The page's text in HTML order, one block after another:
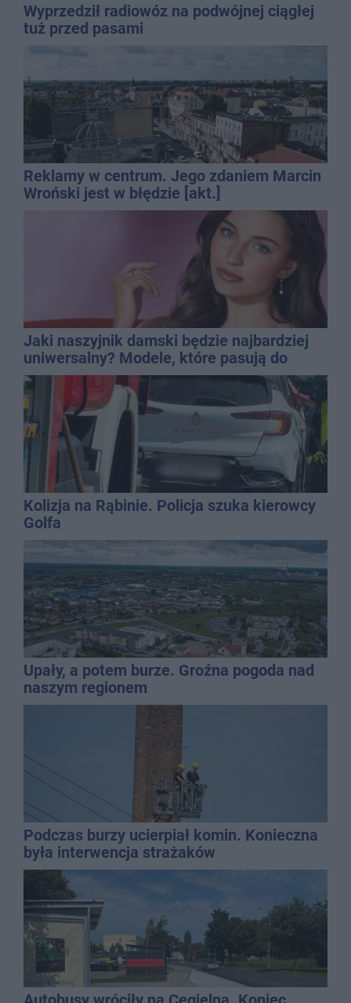
Wyprzedził radiowóz na podwójnej ciągłej
tuż przed pasami
Reklamy w centrum. Jego zdaniem Marcin
Wroński jest w błędzie [akt.]
Jaki naszyjnik damski będzie najbardziej
uniwersalny? Modele, które pasują do
wielu stylizacji
Kolizja na Rąbinie. Policja szuka kierowcy
Golfa
Upały, a potem burze. Groźna pogoda nad
naszym regionem
Podczas burzy ucierpiał komin. Konieczna
była interwencja strażaków